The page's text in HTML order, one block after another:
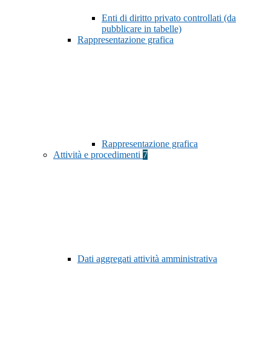
Enti di diritto privato controllati (da
pubblicare in tabelle)
Rappresentazione grafica
Rappresentazione grafica
Attività e procedimenti 7
Dati aggregati attività amministrativa